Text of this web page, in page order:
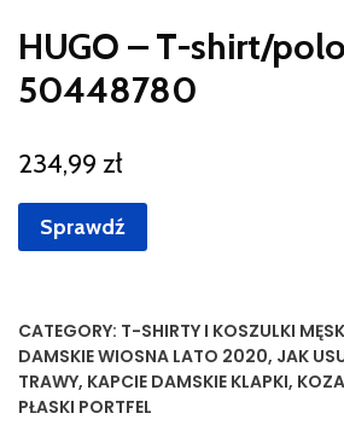
HUGO – T-shirt/polo
50448780
234,99 zł
Sprawdź
CATEGORY: T-SHIRTY I KOSZULKI
DAMSKIE WIOSNA LATO 2020, JAK
TRAWY, KAPCIE DAMSKIE KLAPKI,
PŁASKI PORTFEL